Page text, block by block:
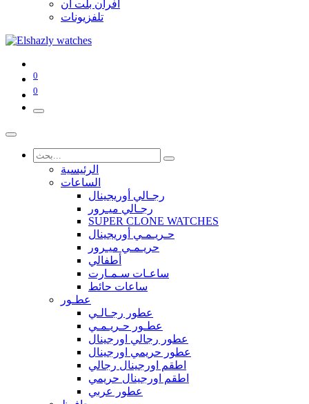
آفران بلت آن
تلفزيونات
0
0
الرئيسية
الساعات
رجـالي أوريجينال
رجـالي ميـرور
SUPER CLONE WATCHES
حـريـمـي أوريجينال
حريـمـي ميـرور
أطفالي
ساعـات سـمـارت
ساعات حائط
عطـور
عطور رجـالـي
عطـور حـريـمـي
عطور رجالي اورجينال
عطور حريمي اورجينال
اطقم اورجينال رجالي
اطقم اورجينال حريمي
عطور عربي